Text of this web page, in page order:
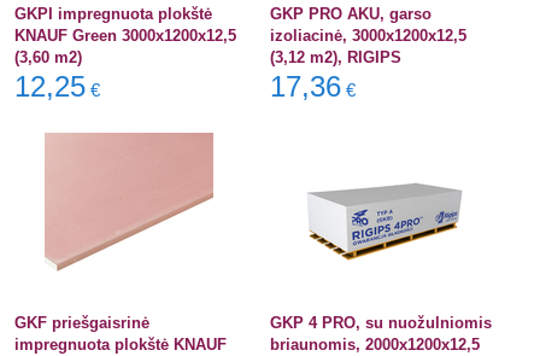
GKPI impregnuota plokštė
KNAUF Green 3000x1200x12,5
(3,60 m2)
12,25 €
GKP PRO AKU, garso
izoliacinė, 3000x1200x12,5
(3,12 m2), RIGIPS
17,36 €
GKF priešgaisrinė
impregnuota plokštė KNAUF
GKP 4 PRO, su nuožulniomis
briaunomis, 2000x1200x12,5